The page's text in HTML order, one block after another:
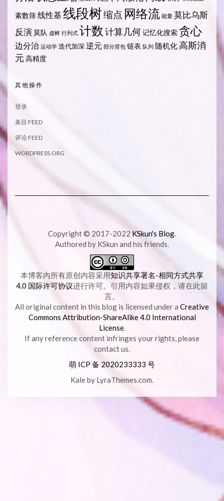
素数筛线性基 线段树缩点 网络流 能量 莫比乌斯
反演莫队 虚树 行列式 计数计算几何记忆化搜索贪心
边分治 运动学 迭代加深 逆元 部分背包 链表 队列 随机化高斯消
元 高精度
其他操作
登录
条目 FEED
评论 FEED
WORDPRESS.ORG
Copyright © 2017-2022 KSkun's Blog.
Authored by KSkun and his friends.
本博客内所有原创内容采用知识共享署名-相同方式共享
4.0 国际许可协议进行许可。引用内容如果侵权，请在此留
言。
All original content in this blog is licensed under a Creative
Commons Attribution-ShareAlike 4.0 International
License.
If any reference content infringes your rights, please
contact us.
萌 ICP 备 2020233333 号
Kaleby LyraThemes.com.